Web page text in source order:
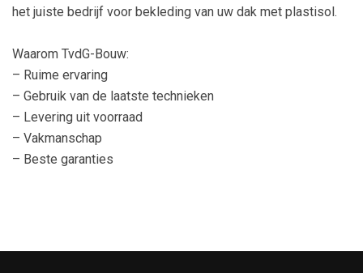
het juiste bedrijf voor bekleding van uw dak met plastisol.
Waarom TvdG-Bouw:
– Ruime ervaring
– Gebruik van de laatste technieken
– Levering uit voorraad
– Vakmanschap
– Beste garanties